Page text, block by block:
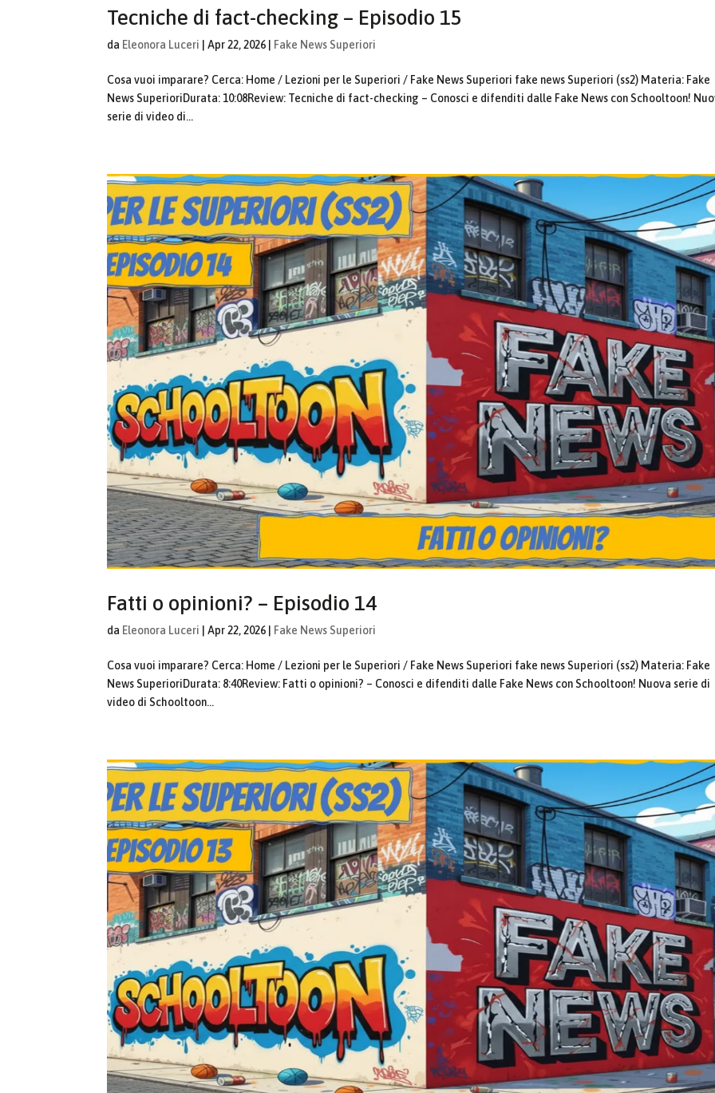
Tecniche di fact-checking – Episodio 15
da Eleonora Luceri |Apr 22, 2026 Fake News Superiori
Cosa vuoi imparare? Cerca: Home / Lezioni per le Superiori / Fake News Superiori fake news Superiori (ss2) Materia: Fake
News SuperioriDurata: 10:08Review: Tecniche di fact-checking – Conosci e difenditi dalle Fake News con Schooltoon!
serie di video di...
Fatti o opinioni? – Episodio 14
da Eleonora Luceri |Apr 22, 2026 Fake News Superiori
Cosa vuoi imparare? Cerca: Home / Lezioni per le Superiori / Fake News Superiori fake news Superiori (ss2) Materia: Fake
News SuperioriDurata: 8:40Review: Fatti o opinioni? – Conosci e difenditi dalle Fake News con Schooltoon! Nuova serie di
video di Schooltoon...